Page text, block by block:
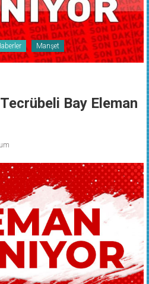
Manşet
Bay Eleman